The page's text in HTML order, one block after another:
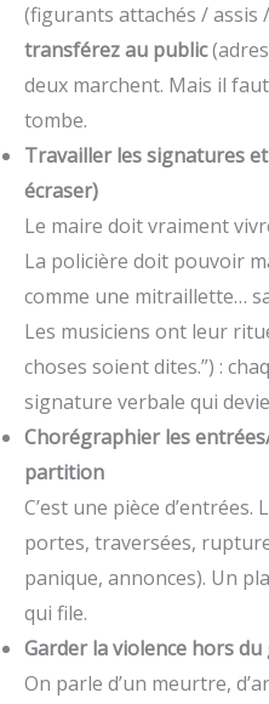
(figurants attachés / assis
transférez au public
deux marchent. Mais il
tombe.
Travailler les signatures
écraser)
Le maire doit vraiment
La policière doit pouvoir
comme une mitraillette…
Les musiciens ont leur
choses soient dites.”) :
signature verbale qui
Chorégraphier les
partition
C’est une pièce
portes, traversées,
panique, annonces). Un
qui file.
Garder la violence hors du
On parle d’un meurtre,